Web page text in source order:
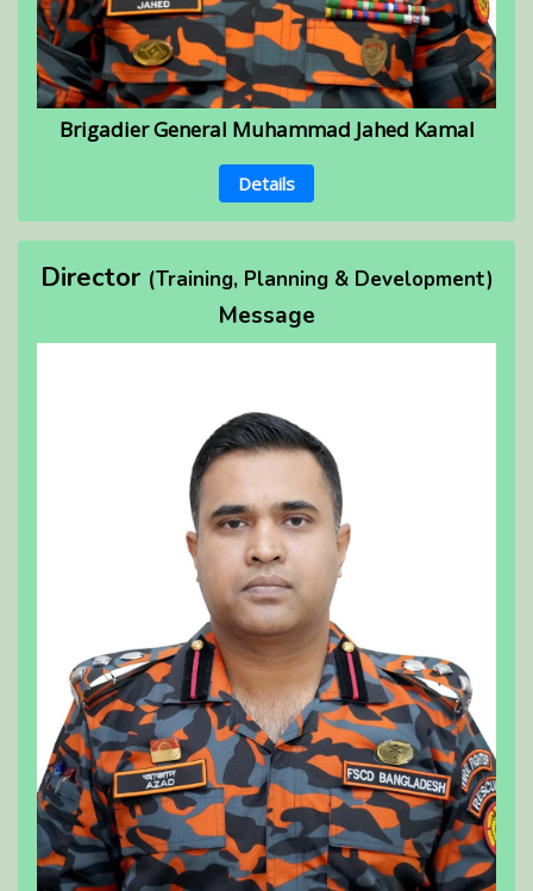
Brigadier General Muhammad Jahed Kamal
Details
Director (Training, Planning & Development)
Message